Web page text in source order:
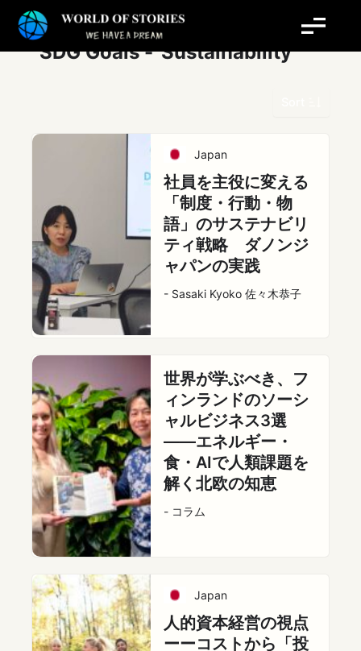
SDG Goals - Sustainability
Japan
社員を主役に変える
「制度・行動・物
語」のサステナビリ
ティ戦略 ダノンジ
ャパンの実践
- Sasaki Kyoko 佐々木恭子
世界が学ぶべき、フ
ィンランドのソーシ
ャルビジネス3選
――エネルギー・
食・AIで人類課題を
解く北欧の知恵
- コラム
Japan
人的資本経営の視点
ーーコストから「投